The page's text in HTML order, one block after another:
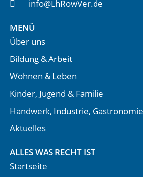
info@LhRowVer.de
MENÜ
Über uns
Bildung & Arbeit
Wohnen & Leben
Kinder, Jugend & Familie
Handwerk, Industrie, Gastronomie
Aktuelles
ALLES WAS RECHT IST
Startseite